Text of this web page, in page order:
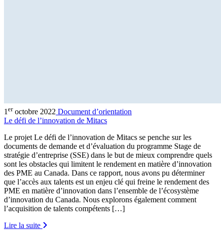
1 eroctobre 2022 Document d’orientation
Le défi de l’innovation de Mitacs
Le projet Le défi de l’innovation de Mitacs se penche sur les
documents de demande et d’évaluation du programme Stage de
stratégie d’entreprise (SSE) dans le but de mieux comprendre quels
sont les obstacles qui limitent le rendement en matière d’innovation
des PME au Canada. Dans ce rapport, nous avons pu déterminer
que l’accès aux talents est un enjeu clé qui freine le rendement des
PME en matière d’innovation dans l’ensemble de l’écosystème
d’innovation du Canada. Nous explorons également comment
l’acquisition de talents compétents […]
Lire la suite